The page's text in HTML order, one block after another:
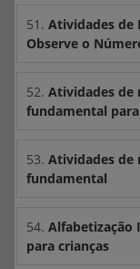
51. Atividades de
Observe o
52. Atividades de
fundamental
53. Atividades de
fundamental
54. Alfabetização
para crianças